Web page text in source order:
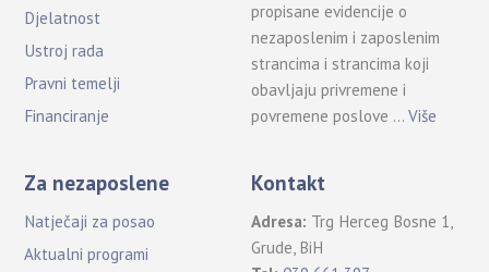
Djelatnost
Ustroj rada
Pravni temelji
Financiranje
propisane evidencije o
nezaposlenim i zaposlenim
strancima i strancima koji
obavljaju privremene i
povremene poslove …Više
Za nezaposlene
Natječaji za posao
Aktualni programi
Kontakt
Adresa: Trg Herceg Bosne 1,
Grude, BiH